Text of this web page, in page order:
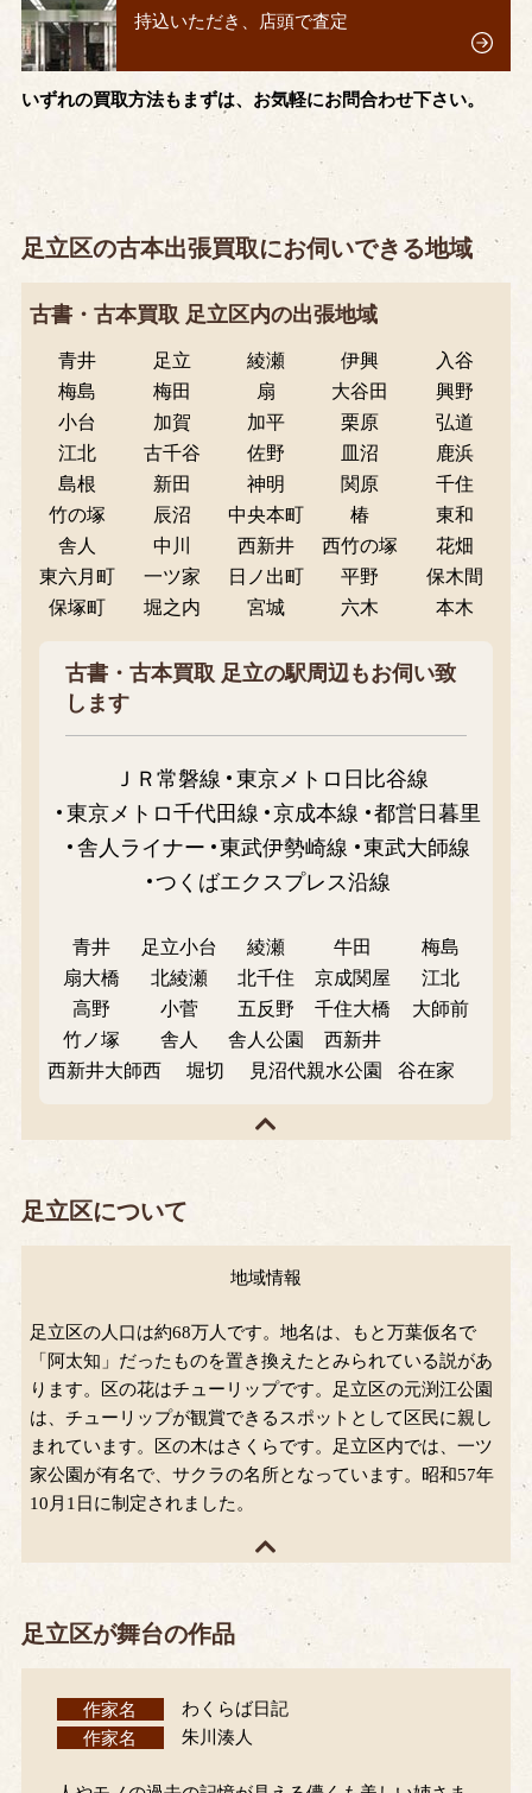
持込いただき、店頭で査定
いずれの買取方法もまずは、お気軽にお問合わせ下さい。
足立区の古本出張買取にお伺いできる地域
古書・古本買取 足立区内の出張地域
青井 足立 綾瀬 伊興
入谷
梅島
梅田 扇 大谷田
興野
小台
加賀 加平 栗原
弘道
江北
古千谷 佐野 皿沼
鹿浜
島根
新田 神明 関原
千住
竹の塚
辰沼 中央本町 椿
東和
舎人
中川 西新井 西竹の塚
花畑
東六月町
一ツ家 日ノ出町 平野
保木間
保塚町
堀之内 宮城 六木 本木
古書・古本買取 足立の駅周辺もお伺い致
します
ＪＲ常磐線
東京メトロ日比谷線
東京メトロ千代田線
京成本線
都営日暮里
舎人ライナー
東武伊勢崎線
東武大師線
つくばエクスプレス沿線
青井 足立小台 綾瀬 牛田
梅島
扇大橋
北綾瀬 北千住 京成関屋
江北
高野
小菅 五反野 千住大橋
大師前
竹ノ塚
舎人 舎人公園
西新井
西新井大師西
堀切 見沼代親水公園 谷在家
足立区について
地域情報
足立区の人口は約68万人です。地名は、もと万葉仮名で
「阿太知」だったものを置き換えたとみられている説があ
ります。区の花はチューリップです。足立区の元渕江公園
は、チューリップが観賞できるスポットとして区民に親し
まれています。区の木はさくらです。足立区内では、一ツ
家公園が有名で、サクラの名所となっています。昭和57年
10月1日に制定されました。
足立区が舞台の作品
作家名
わくらば日記
作家名
朱川湊人